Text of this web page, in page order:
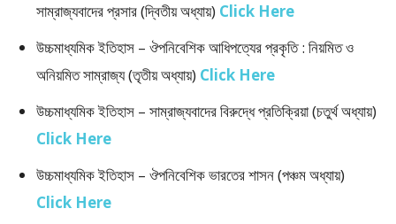
সাম্রাজ্যবাদের প্রসার (দ্বিতীয় অধ্যায়) Click Here
উচ্চমাধ্যমিক ইতিহাস – ঔপনিবেশিক আধিপত্যের প্রকৃতি : নিয়মিত ও
অনিয়মিত সাম্রাজ্য (তৃতীয় অধ্যায়) Click Here
উচ্চমাধ্যমিক ইতিহাস – সাম্রাজ্যবাদের বিরুদ্ধে প্রতিক্রিয়া (চতুর্থ অধ্যায়)
Click Here
উচ্চমাধ্যমিক ইতিহাস – ঔপনিবেশিক ভারতের শাসন (পঞ্চম অধ্যায়)
Click Here